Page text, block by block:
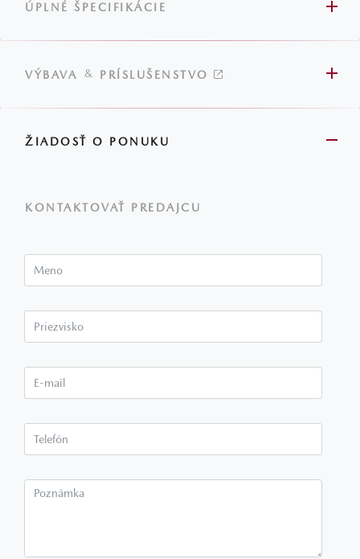
ÚPLNÉ ŠPECIFIKÁCIE
VÝBAVA & PRÍSLUŠENSTVO
ŽIADOSŤ O PONUKU
KONTAKTOVAŤ PREDAJCU